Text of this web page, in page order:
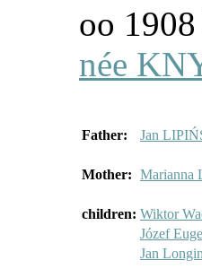
oo
née
Father: Jan
Mother: Marianna
children: Wiktor
Józef
Jan